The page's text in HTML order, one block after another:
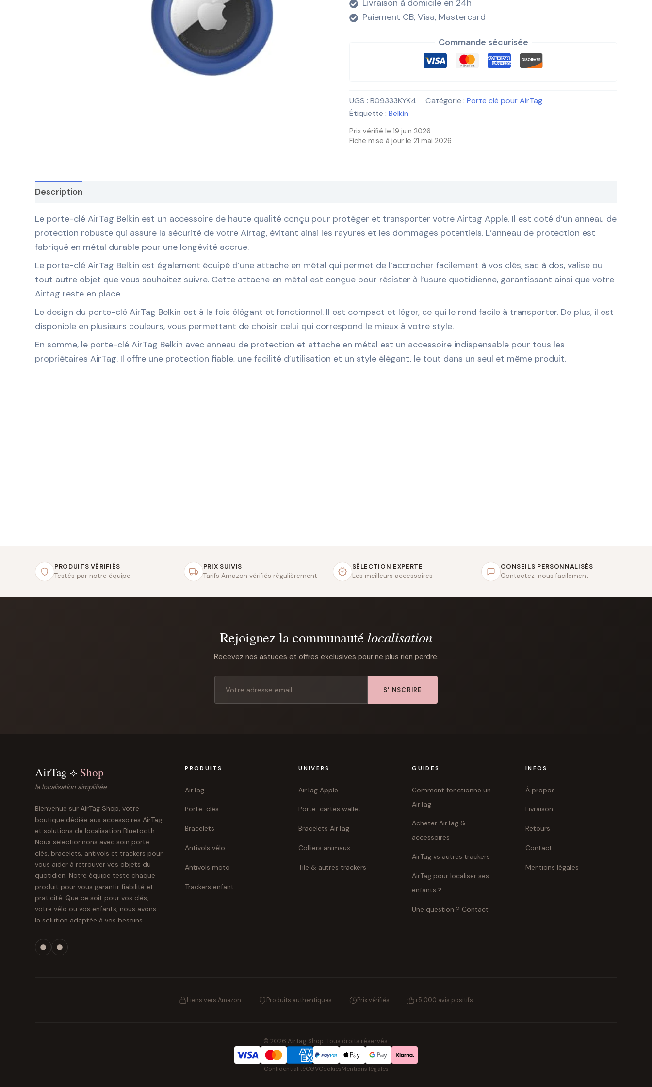
Livraison à domicile en 24h
Paiement CB, Visa, Mastercard
Commande sécurisée
UGS : B09333KYK4 Catégorie : Porte clé pour AirTag
Étiquette : Belkin
Prix vérifié le 19 juin 2026
Fiche mise à jour le 21 mai 2026
Description
Le porte-clé AirTag Belkin est un accessoire de haute qualité conçu pour protéger et transporter votre Airtag Apple. Il est doté d’un anneau de
protection robuste qui assure la sécurité de votre Airtag, évitant ainsi les rayures et les dommages potentiels. L’anneau de protection est
fabriqué en métal durable pour une longévité accrue.
Le porte-clé AirTag Belkin est également équipé d’une attache en métal qui permet de l’accrocher facilement à vos clés, sac à dos, valise ou
tout autre objet que vous souhaitez suivre. Cette attache en métal est conçue pour résister à l’usure quotidienne, garantissant ainsi que votre
Airtag reste en place.
Le design du porte-clé AirTag Belkin est à la fois élégant et fonctionnel. Il est compact et léger, ce qui le rend facile à transporter. De plus, il est
disponible en plusieurs couleurs, vous permettant de choisir celui qui correspond le mieux à votre style.
En somme, le porte-clé AirTag Belkin avec anneau de protection et attache en métal est un accessoire indispensable pour tous les
propriétaires AirTag. Il offre une protection fiable, une facilité d’utilisation et un style élégant, le tout dans un seul et même produit.
PRODUITS VÉRIFIÉS
Testés par notre équipe
PRIX SUIVIS
Tarifs Amazon vérifiés régulièrement
SÉLECTION EXPERTE
Les meilleurs accessoires
CONSEILS PERSONNALISÉS
Contactez-nous facilement
Rejoignez la communauté localisation
Recevez nos astuces et offres exclusives pour ne plus rien perdre.
S'INSCRIRE
AirTag ⟡ Shop
la localisation simplifiée
Bienvenue sur AirTag Shop, votre
boutique dédiée aux accessoires AirTag
et solutions de localisation Bluetooth.
Nous sélectionnons avec soin porte-
clés, bracelets, antivols et trackers pour
vous aider à retrouver vos objets du
quotidien. Notre équipe teste chaque
produit pour vous garantir fiabilité et
praticité. Que ce soit pour vos clés,
votre vélo ou vos enfants, nous avons
la solution adaptée à vos besoins.
PRODUITS
AirTag
Porte-clés
Bracelets
Antivols vélo
Antivols moto
Trackers enfant
UNIVERS
AirTag Apple
Porte-cartes wallet
Bracelets AirTag
Colliers animaux
Tile & autres trackers
GUIDES
Comment fonctionne un
AirTag
Acheter AirTag &
accessoires
AirTag vs autres trackers
AirTag pour localiser ses
enfants ?
Une question ? Contact
INFOS
À propos
Livraison
Retours
Contact
Mentions légales
Liens vers Amazon Produits authentiques Prix vérifiés +5 000 avis positifs
© 2026 AirTag Shop. Tous droits réservés.
ConfidentialitéCGVCookiesMentions légales